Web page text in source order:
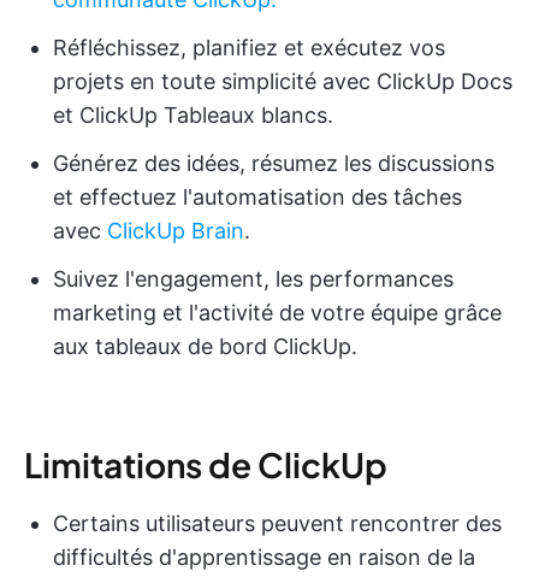
Réfléchissez, planifiez et exécutez vos
projets en toute simplicité avec ClickUp Docs
et ClickUp Tableaux blancs.
Générez des idées, résumez les discussions
et effectuez l'automatisation des tâches
avec ClickUp Brain.
Suivez l'engagement, les performances
marketing et l'activité de votre équipe grâce
aux tableaux de bord ClickUp.
Limitations de ClickUp
Certains utilisateurs peuvent rencontrer des
difficultés d'apprentissage en raison de la